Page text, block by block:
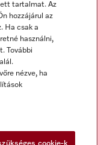
tartalmat. Az
hozzájárul az
Ha csak a
használni,
További
nézve, ha